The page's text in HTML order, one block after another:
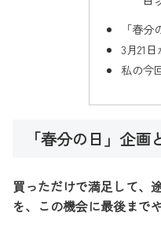
「春
3月21
私の今
「春分の日」企画
買っただけで満足して、
を、この機会に最後まで